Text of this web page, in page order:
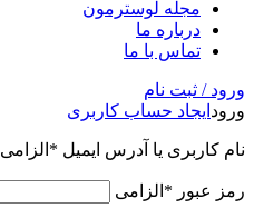
مجله لوسترمون
درباره ما
تماس با ما
ورود / ثبت نام
ورود ایجاد حساب کاربری
نام کاربری یا آدرس ایمیل * الزامی
رمز عبور * الزامی